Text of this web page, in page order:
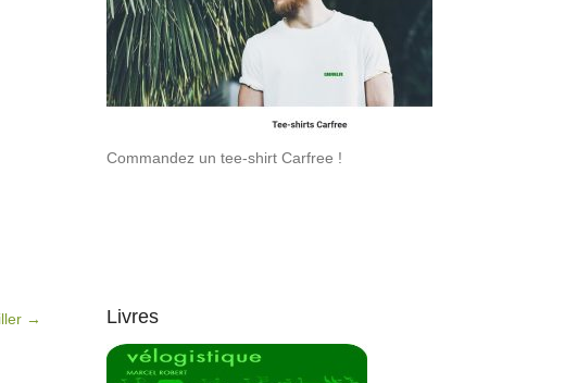
→
Commandez un tee-shirt Carfree !
Livres